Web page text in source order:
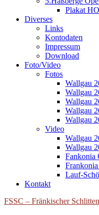
Plakat
Diverses
Links
Kontodaten
Impressum
Download
Foto/Video
Fotos
Wallgau
Wallgau
Wallgau
Wallgau
Wallgau
Video
Wallgau
Wallgau
Fankonia
Lauf-
Kontakt
FSSC – Fränkischer